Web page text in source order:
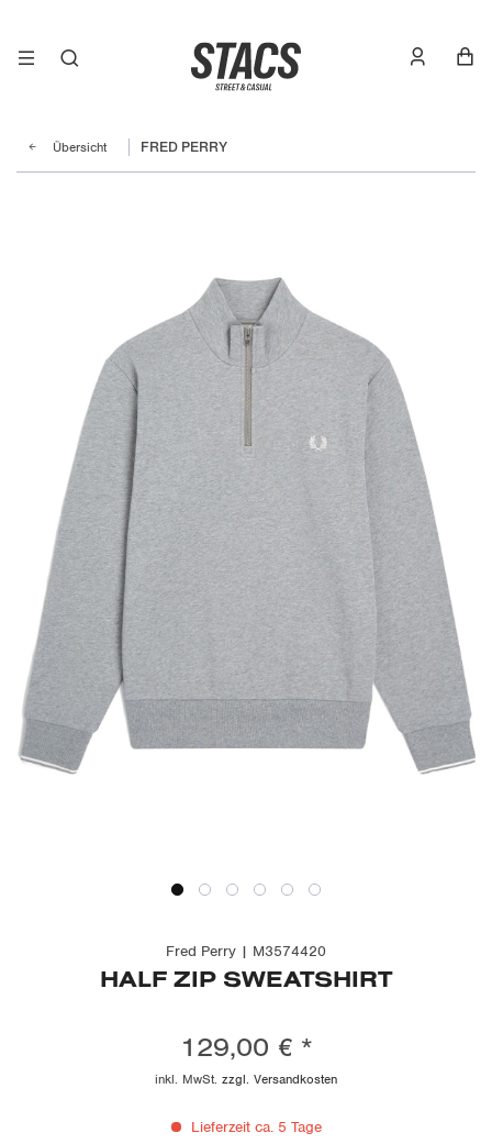
Übersicht FRED PERRY
Fred Perry | M3574420
HALF ZIP SWEATSHIRT
129,00 € *
inkl. MwSt. zzgl. Versandkosten
Lieferzeit ca. 5 Tage